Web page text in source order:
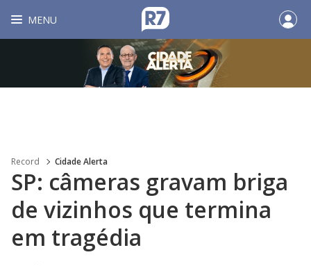
MENU
Record Cidade Alerta
SP: câmeras gravam briga
de vizinhos que termina
em tragédia